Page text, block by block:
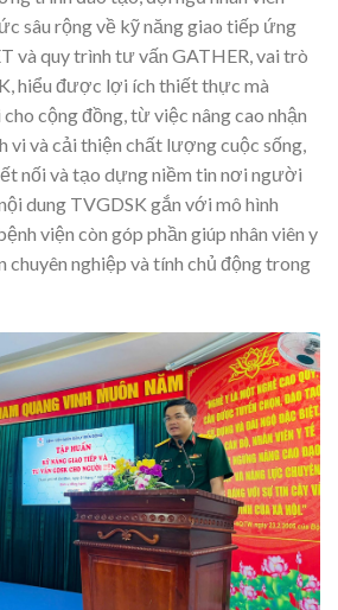
sâu rộng về kỹ năng giao tiếp ứng
và quy trình tư vấn GATHER, vai trò
hiểu được lợi ích thiết thực mà
cộng đồng, từ việc nâng cao nhận
vi và cải thiện chất lượng cuộc sống,
nối và tạo dựng niềm tin nơi người
dung TVGDSK gắn với mô hình
viện còn góp phần giúp nhân viên y
chuyên nghiệp và tính chủ động trong